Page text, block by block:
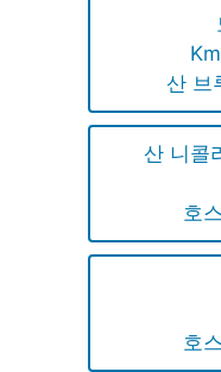
산 브
산 니콜
호
호